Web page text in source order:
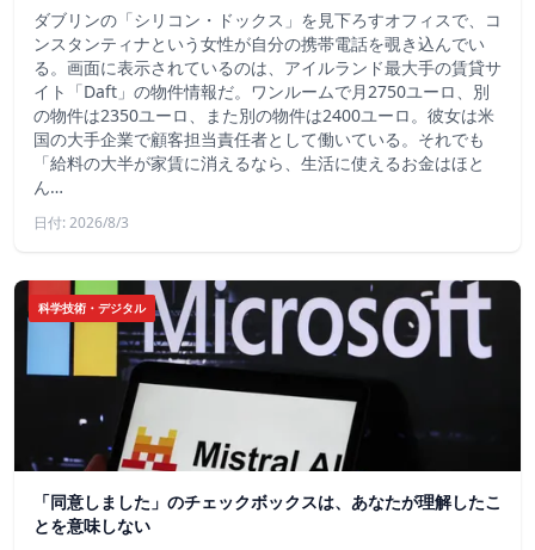
ダブリンの「シリコン・ドックス」を見下ろすオフィスで、コ
ンスタンティナという女性が自分の携帯電話を覗き込んでい
る。画面に表示されているのは、アイルランド最大手の賃貸サ
イト「Daft」の物件情報だ。ワンルームで月2750ユーロ、別
の物件は2350ユーロ、また別の物件は2400ユーロ。彼女は米
国の大手企業で顧客担当責任者として働いている。それでも
「給料の大半が家賃に消えるなら、生活に使えるお金はほと
ん…
日付: 2026/8/3
科学技術・デジタル
「同意しました」のチェックボックスは、あなたが理解したこ
とを意味しない